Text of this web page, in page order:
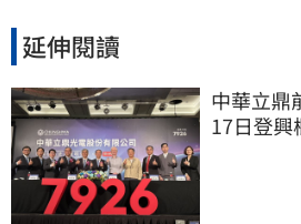
延伸閱讀
中華立鼎
17日登興